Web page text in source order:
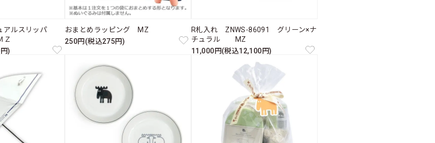
アルスリッパ
)
おまとめラッピング MZ
250円(税込275円)
R札入れ ZNWS-86091 グリーン×ナ
チュラル MZ
11,000円(税込12,100円)